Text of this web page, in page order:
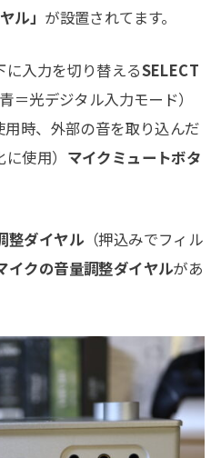
ル」 が設置されてます。
に入力を切り替えるSELECT
＝光デジタル入力モード）
用時、外部の音を取り込んだ
使用） マイクミュートボタ
整ダイヤル（押込みでフィル
イクの音量調整ダイヤルがあ